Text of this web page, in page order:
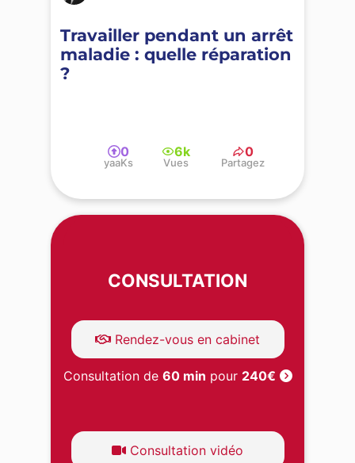
Travailler pendant un arrêt
maladie : quelle réparation
?
0
yaaKs
6k
Vues
0
Partagez
CONSULTATION
Rendez-vous en cabinet
Consultation de 60 min pour 240€
Consultation vidéo